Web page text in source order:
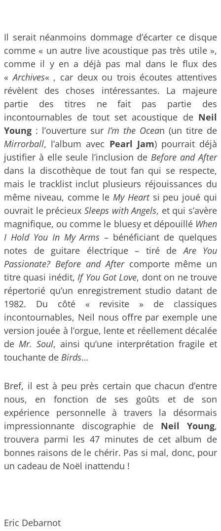
Il serait néanmoins dommage d’écarter ce disque
comme « un autre live acoustique pas très utile »,
comme il y en a déjà pas mal dans le flux des
«Archives« , car deux ou trois écoutes attentives
révèlent des choses intéressantes. La majeure
partie des titres ne fait pas partie des
incontournables de tout set acoustique de Neil
Young : l’ouverture sur I’m the Ocean (un titre de
Mirrorball, l’album avec Pearl Jam) pourrait déjà
justifier à elle seule l’inclusion de Before and After
dans la discothèque de tout fan qui se respecte,
mais le tracklist inclut plusieurs réjouissances du
même niveau, comme leMy Heartsi peu joué qui
ouvrait le précieux Sleeps with Angels, et qui s’avère
magnifique, ou comme le bluesy et dépouillé When
I Hold You In My Arms – bénéficiant de quelques
notes de guitare électrique – tiré deAre You
Passionate? Before and After comporte même un
titre quasi inédit,If You Got Love, dont on ne trouve
répertorié qu’un enregistrement studio datant de
1982. Du côté « revisite » de classiques
incontournables, Neil nous offre par exemple une
version jouée à l’orgue, lente et réellement décalée
de Mr. Soul, ainsi qu’une interprétation fragile et
touchante de Birds…
Bref, il est à peu près certain que chacun d’entre
nous, en fonction de ses goûts et de son
expérience personnelle à travers la désormais
impressionnante discographie de Neil Young,
trouvera parmi les 47 minutes de cet album de
bonnes raisons de le chérir. Pas si mal, donc, pour
un cadeau de Noël inattendu !
Eric Debarnot